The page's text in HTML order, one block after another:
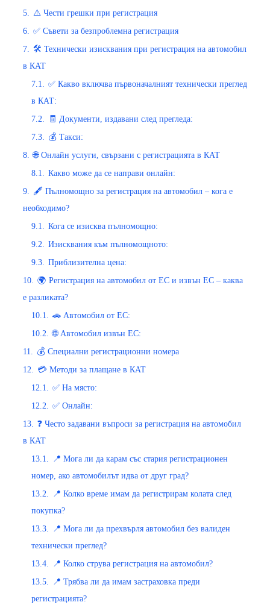
5.
⚠️ Чести грешки при регистрация
6.
✅ Съвети за безпроблемна регистрация
7.
🛠️ Технически изисквания при регистрация на автомобил
в КАТ
7.1.
✅ Какво включва първоначалният технически преглед
в КАТ:
7.2.
🧾 Документи, издавани след прегледа:
7.3.
💰 Такси:
8.
🌐 Онлайн услуги, свързани с регистрацията в КАТ
8.1.
Какво може да се направи онлайн:
9.
🖋️ Пълномощно за регистрация на автомобил – кога е
необходимо?
9.1.
Кога се изисква пълномощно:
9.2.
Изисквания към пълномощното:
9.3.
Приблизителна цена:
10.
🌍 Регистрация на автомобил от ЕС и извън ЕС – каква
е разликата?
10.1.
🚗 Автомобил от ЕС:
10.2.
🌐 Автомобил извън ЕС:
11.
💰 Специални регистрационни номера
12.
💳 Методи за плащане в КАТ
12.1.
✅ На място:
12.2.
✅ Онлайн:
13.
❓ Често задавани въпроси за регистрация на автомобил
в КАТ
13.1.
📍 Мога ли да карам със стария регистрационен
номер, ако автомобилът идва от друг град?
13.2.
📍 Колко време имам да регистрирам колата след
покупка?
13.3.
📍 Мога ли да прехвърля автомобил без валиден
технически преглед?
13.4.
📍 Колко струва регистрация на автомобил?
13.5.
📍 Трябва ли да имам застраховка преди
регистрацията?